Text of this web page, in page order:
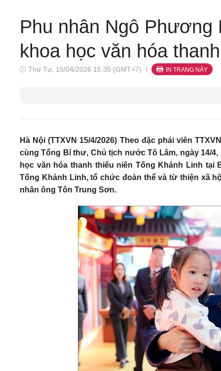
Phu nhân Ngô Phương
khoa học văn hóa
Thứ Tư, 15/04/2026 15:35 (GMT+7) IN TRANG NÀY
Hà Nội (TTXVN 15/4/2026) Theo đặc phái viên
cùng Tổng Bí thư, Chủ tịch nước Tô Lâm, ngày 14/
học văn hóa thanh thiếu niên Tống Khánh Linh tại
Tống Khánh Linh, tổ chức đoàn thể và từ thiện xã
nhân ông Tôn Trung Sơn.